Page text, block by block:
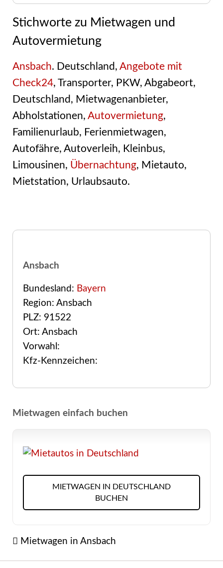
Stichworte zu Mietwagen und
Autovermietung
Ansbach. Deutschland, Angebote mit
Check24, Transporter, PKW, Abgabeort,
Deutschland, Mietwagenanbieter,
Abholstationen, Autovermietung,
Familienurlaub, Ferienmietwagen,
Autofähre, Autoverleih, Kleinbus,
Limousinen, Übernachtung, Mietauto,
Mietstation, Urlaubsauto.
Ansbach
Bundesland: Bayern
Region: Ansbach
PLZ: 91522
Ort: Ansbach
Vorwahl:
Kfz-Kennzeichen:
Mietwagen einfach buchen
MIETWAGEN IN DEUTSCHLAND
BUCHEN
Mietwagen in Ansbach